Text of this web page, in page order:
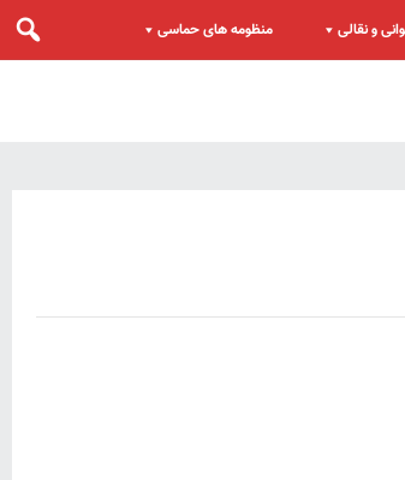
و نقالی منظومه های حماسی